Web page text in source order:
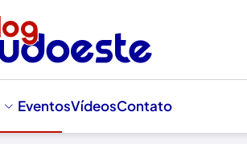
EventosVídeosContato